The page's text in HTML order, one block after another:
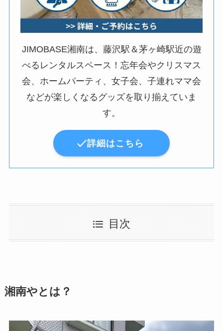
JIMOBASE湘南は、藤沢駅＆茅ヶ崎駅近の遊
べるレンタルスペース！忘年会やクリスマス
会、ホームパーティ、女子会、子連れママ会
などが楽しくなるグッズを取り揃えていま
す。
詳細はこちら
目次
湘南やとは？